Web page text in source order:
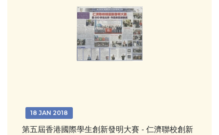
18 JAN 2018
第五屆香港國際學生創新發明大賽 - 仁濟聯校創新